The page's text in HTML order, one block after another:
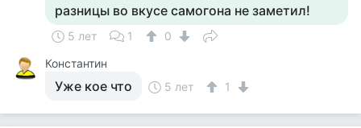
разницы во вкусе самогона не заметил!
5 лет 1
0
Константин
Уже кое что 5 лет 1